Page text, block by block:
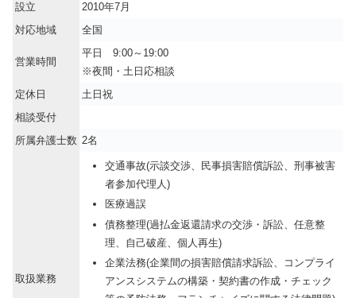
設立
2010年7月
対応地域
全国
営業時間
平日 9:00～19:00
※夜間・土日応相談
定休日
土日祝
相談受付
所属弁護士数 2名
取扱業務
交通事故(示談交渉、民事損害賠償訴訟、刑事被害
者参加代理人)
医療過誤
債務整理(過払金返還請求の交渉・訴訟、任意整
理、自己破産、個人再生)
企業法務(企業間の損害賠償請求訴訟、コンプライ
アンスシステムの構築・契約書の作成・チェック